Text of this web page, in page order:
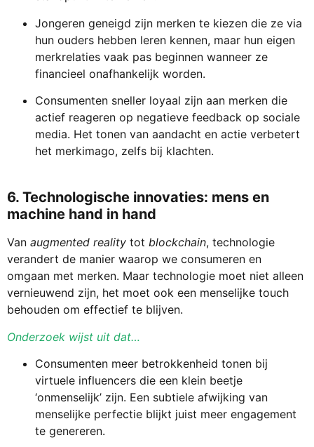
Jongeren geneigd zijn merken te kiezen die ze via
hun ouders hebben leren kennen, maar hun eigen
merkrelaties vaak pas beginnen wanneer ze
financieel onafhankelijk worden.
Consumenten sneller loyaal zijn aan merken die
actief reageren op negatieve feedback op sociale
media. Het tonen van aandacht en actie verbetert
het merkimago, zelfs bij klachten.
6. Technologische innovaties: mens en
machine hand in hand
Van augmented reality tot blockchain, technologie
verandert de manier waarop we consumeren en
omgaan met merken. Maar technologie moet niet alleen
vernieuwend zijn, het moet ook een menselijke touch
behouden om effectief te blijven.
Onderzoek wijst uit dat…
Consumenten meer betrokkenheid tonen bij
virtuele influencers die een klein beetje
‘onmenselijk’ zijn. Een subtiele afwijking van
menselijke perfectie blijkt juist meer engagement
te genereren.